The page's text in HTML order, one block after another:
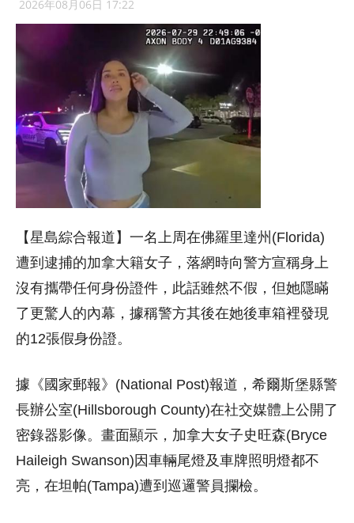
2026年08月06日 17:22
【星島綜合報道】一名上周在佛羅里達州(Florida)
遭到逮捕的加拿大籍女子，落網時向警方宣稱身上
沒有攜帶任何身份證件，此話雖然不假，但她隱瞞
了更驚人的內幕，據稱警方其後在她後車箱裡發現
的12張假身份證。
據《國家郵報》(National Post)報道，希爾斯堡縣警
長辦公室(Hillsborough County)在社交媒體上公開了
密錄器影像。畫面顯示，加拿大女子史旺森(Bryce
Haileigh Swanson)因車輛尾燈及車牌照明燈都不
亮，在坦帕(Tampa)遭到巡邏警員攔檢。